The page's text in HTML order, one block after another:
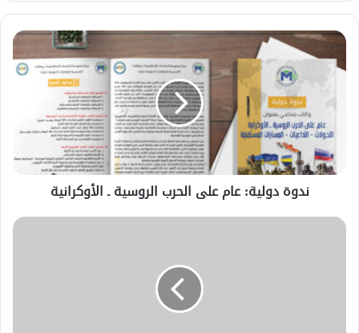
ندوة دولية: عام على الحرب الروسية ـ الأوكرانية